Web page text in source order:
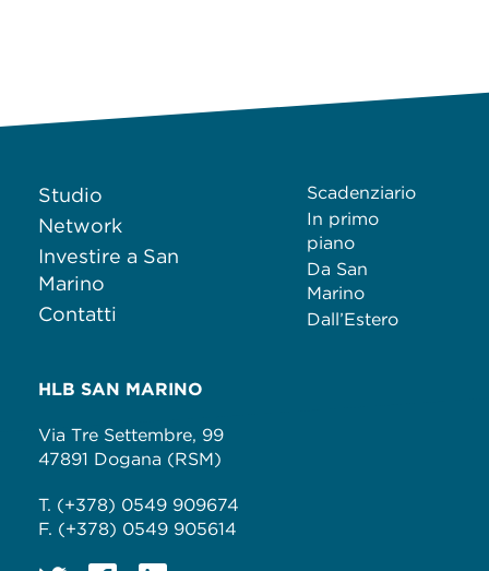
Studio
Network
Investire a San
Marino
Contatti
Scadenziario
In primo
piano
Da San
Marino
Dall’Estero
HLB SAN MARINO
Via Tre Settembre, 99
47891 Dogana (RSM)
T. (+378) 0549 909674
F. (+378) 0549 905614